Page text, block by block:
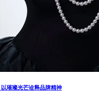
璀璨光芒诠释品牌精神